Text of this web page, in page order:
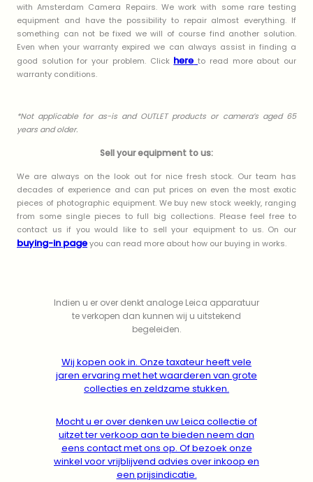
with Amsterdam Camera Repairs. We work with some rare testing
equipment and have the possibility to repair almost everything. If
something can not be fixed we will of course find another solution.
Even when your warranty expired we can always assist in finding a
good solution for your problem. Click here to read more about our
warranty conditions.
*Not applicable for as-is and OUTLET products or camera’s aged 65
years and older.
Sell your equipment to us:
We are always on the look out for nice fresh stock. Our team has
decades of experience and can put prices on even the most exotic
pieces of photographic equipment. We buy new stock weekly, ranging
from some single pieces to full big collections. Please feel free to
contact us if you would like to sell your equipment to us. On our
buying-in pageyou can read more about how our buying in works.
Indien u er over denkt analoge Leica apparatuur
te verkopen dan kunnen wij u uitstekend
begeleiden.
Wij kopen ook in. Onze taxateur heeft vele
jaren ervaring met het waarderen van grote
collecties en zeldzame stukken.
Mocht u er over denken uw Leica collectie of
uitzet ter verkoop aan te bieden neem dan
eens contact met ons op. Of bezoek onze
winkel voor vrijblijvend advies over inkoop en
een prijsindicatie.